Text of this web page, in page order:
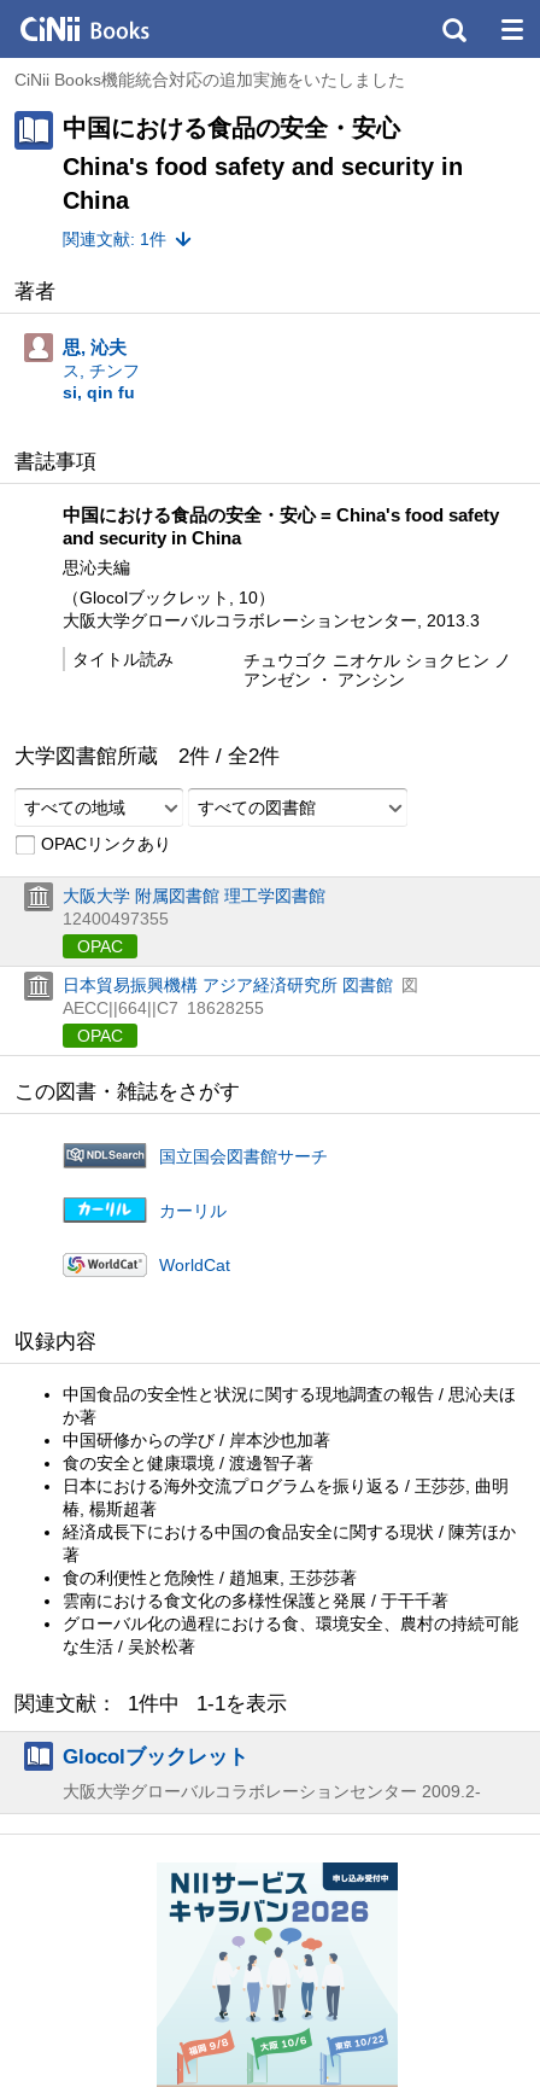
CiNii Books機能統合対応の追加実施をいたしました
中国における食品の安全・安心
China's food safety and security in
China
関連文献: 1件
著者
思, 沁夫
ス, チンフ
si, qin fu
書誌事項
中国における食品の安全・安心 = China's food safety
and security in China
思沁夫編
（Glocolブックレット, 10）
大阪大学グローバルコラボレーションセンター, 2013.3
タイトル読み
チュウゴク ニオケル ショクヒン ノ
アンゼン ・ アンシン
大学図書館所蔵 2件 / 全2件
すべての地域
すべての図書館
OPACリンクあり
大阪大学 附属図書館 理工学図書館
12400497355
OPAC
日本貿易振興機構 アジア経済研究所 図書館 図
AECC||664||C7 18628255
OPAC
この図書・雑誌をさがす
国立国会図書館サーチ
カーリル
WorldCat
収録内容
中国食品の安全性と状況に関する現地調査の報告 / 思沁夫ほ
か著
中国研修からの学び / 岸本沙也加著
食の安全と健康環境 / 渡邊智子著
日本における海外交流プログラムを振り返る / 王莎莎, 曲明
椿, 楊斯超著
経済成長下における中国の食品安全に関する現状 / 陳芳ほか
著
食の利便性と危険性 / 趙旭東, 王莎莎著
雲南における食文化の多様性保護と発展 / 于干千著
グローバル化の過程における食、環境安全、農村の持続可能
な生活 / 吴於松著
関連文献： 1件中 1-1を表示
Glocolブックレット
大阪大学グローバルコラボレーションセンター 2009.2-